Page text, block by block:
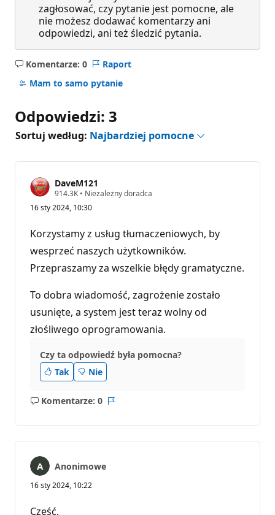
zagłosować, czy pytanie jest pomocne, ale
nie możesz dodawać komentarzy ani
odpowiedzi, ani też śledzić pytania.
Komentarze: 0
Brak
komentarzy
Raport
Mam to samo pytanie
Odpowiedzi: 3
Sortuj według: Najbardziej pomocne
DaveM121
914.3K P
n
t
y
r
e
p
a
j
• Niezależny doradca
16 sty 2024, 10:30
Korzystamy z usług tłumaczeniowych, by
wesprzeć naszych użytkowników.
Przepraszamy za wszelkie błędy gramatyczne.
To dobra wiadomość, zagrożenie zostało
usunięte, a system jest teraz wolny od
złośliwego oprogramowania.
Czy ta odpowiedź była pomocna?
Tak
Nie
Komentarze: 0
Brak
Anonimowe
16 sty 2024, 10:22
Cześć,